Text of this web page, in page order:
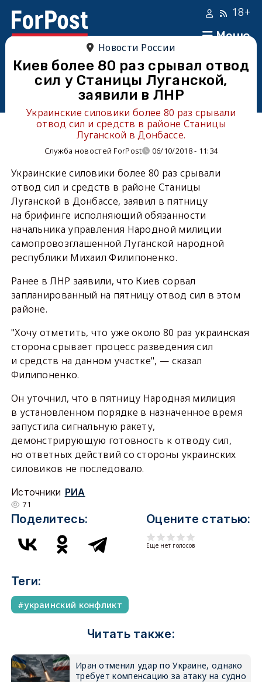
Меню
18+
Новости России
Киев более 80 раз срывал отвод
сил у Станицы Луганской,
заявили в ЛНР
Украинские силовики более 80 раз срывали
отвод сил и средств в районе Станицы
Луганской в Донбассе.
Служба новостей ForPost 06/10/2018 - 11:34
Украинские силовики более 80 раз срывали
отвод сил и средств в районе Станицы
Луганской в Донбассе, заявил в пятницу
на брифинге исполняющий обязанности
начальника управления Народной милиции
самопровозглашенной Луганской народной
республики Михаил Филипоненко.
Ранее в ЛНР заявили, что Киев сорвал
запланированный на пятницу отвод сил в этом
районе.
"Хочу отметить, что уже около 80 раз украинская
сторона срывает процесс разведения сил
и средств на данном участке", — сказал
Филипоненко.
Он уточнил, что в пятницу Народная милиция
в установленном порядке в назначенное время
запустила сигнальную ракету,
демонстрирующую готовность к отводу сил,
но ответных действий со стороны украинских
силовиков не последовало.
Источники РИА
71
Поделитесь: Оцените статью:
Еще нет голосов
Теги:
украинский конфликт
Читать также:
Иран отменил удар по Украине, однако
требует компенсацию за атаку на судно